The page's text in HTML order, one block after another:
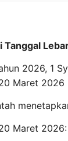
Tanggal
2026, 1
Maret 2026
Maret